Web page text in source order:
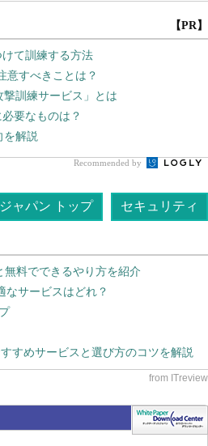
【PR】
て訓練する方法
意すべきことは？
訓練サービス」とは
要なものは？
を解説
Recommended by
ジャパン トップ セキュリティ
無料でできるやり方を紹介
なサービスはどれ？
すめサービスと選び方のコツを解説